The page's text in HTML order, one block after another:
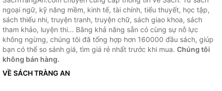
ngoại ngữ, kỹ năng mềm, kinh tế, tài chính, tiểu thuyết, học tập,
sách thiếu nhi, truyện tranh, truyện chữ, sách giao khoa, sách
tham khảo, luyện thi... Bằng khả năng sẵn có cùng sự nỗ lực
không ngừng, chúng tôi đã tổng hợp hơn 160000 đầu sách, giúp
bạn có thể so sánh giá, tìm giá rẻ nhất trước khi mua. Chúng tôi
không bán hàng.
VỀ SÁCH TRÀNG AN